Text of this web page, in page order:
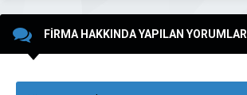
FİRMA HAKKINDA YAPILAN YORUMLAR